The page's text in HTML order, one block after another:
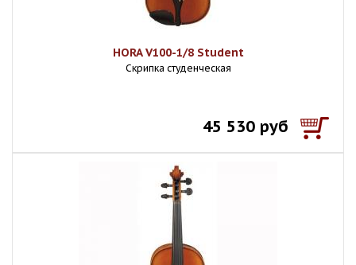
HORA V100-1/8 Student
Скрипка студенческая
45 530 руб